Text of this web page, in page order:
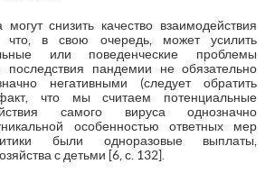
снизить качество взаимодействия
что, в свою очередь, может усилить
или поведенческие проблемы
пандемии не обязательно
негативными (следует обратить
что мы считаем потенциальные
самого вируса однозначно
особенностью ответных мер
были одноразовые выплаты,
с детьми [6, с. 132].